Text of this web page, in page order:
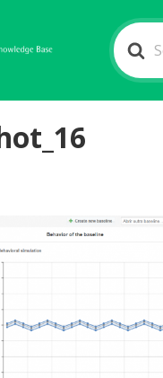
Search
For